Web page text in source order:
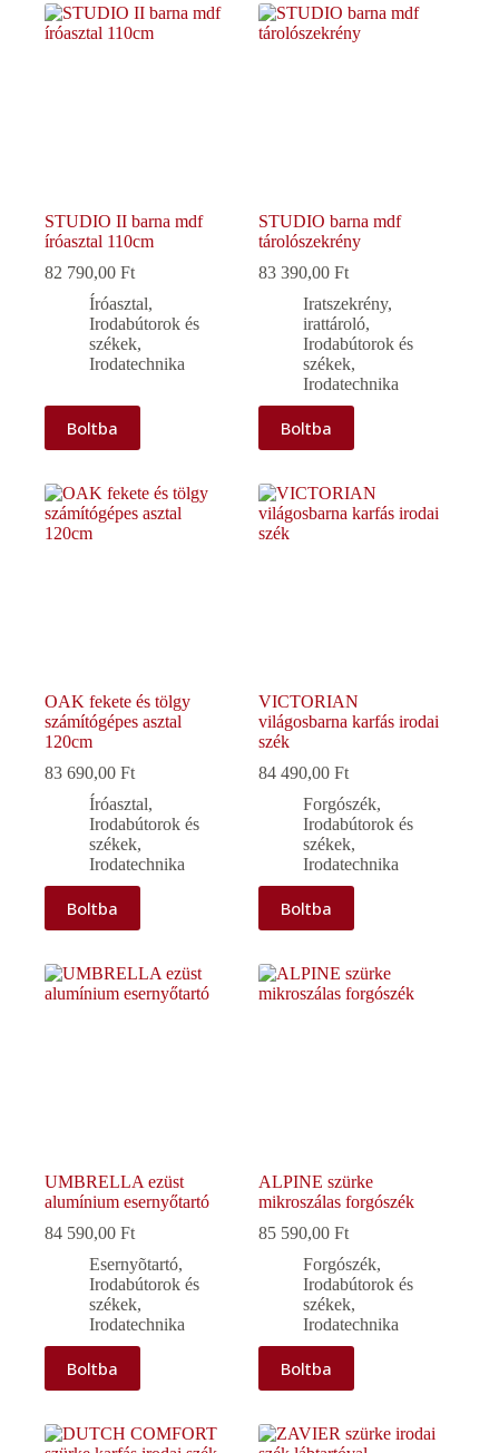
STUDIO II barna mdf
íróasztal 110cm
82 790,00 Ft
Íróasztal,
Irodabútorok és
székek,
Irodatechnika
Boltba
STUDIO barna mdf
tárolószekrény
83 390,00Ft
Iratszekrény,
irattároló,
Irodabútorok és
székek,
Irodatechnika
Boltba
OAK fekete és tölgy
számítógépes asztal
120cm
83 690,00 Ft
Íróasztal,
Irodabútorok és
székek,
Irodatechnika
Boltba
VICTORIAN
világosbarna karfás irodai
szék
84 490,00Ft
Forgószék,
Irodabútorok és
székek,
Irodatechnika
Boltba
UMBRELLA ezüst
alumínium esernyőtartó
84 590,00 Ft
Esernyõtartó,
Irodabútorok és
székek,
Irodatechnika
Boltba
ALPINE szürke
mikroszálas forgószék
85 590,00Ft
Forgószék,
Irodabútorok és
székek,
Irodatechnika
Boltba